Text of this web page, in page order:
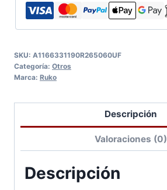
Ruko
265060
otro
cantidad
SKU: A1166331190R265060UF
Categoría: Otros
Marca: Ruko
Descripción
Valoraciones (0)
Descripción